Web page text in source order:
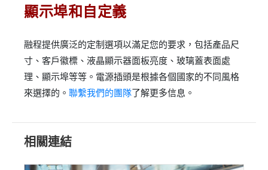
顯示埠和自定義
融程提供廣泛的定制選項以滿足您的要求，包括產品尺
寸、客戶徽標、液晶顯示器面板亮度、玻璃蓋表面處
理、顯示埠等等。電源插頭是根據各個國家的不同風格
來選擇的。 聯繫我們的團隊了解更多信息。
相關連結